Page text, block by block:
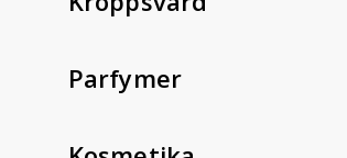
Parfymer